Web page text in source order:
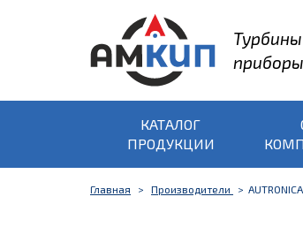
КАТАЛОГ
ПРОДУКЦИИ
Главная Производители